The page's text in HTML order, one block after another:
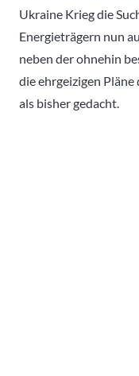
Ukraine Krieg die
Energieträgern nun
neben der ohnehin
die ehrgeizigen
als bisher gedacht.